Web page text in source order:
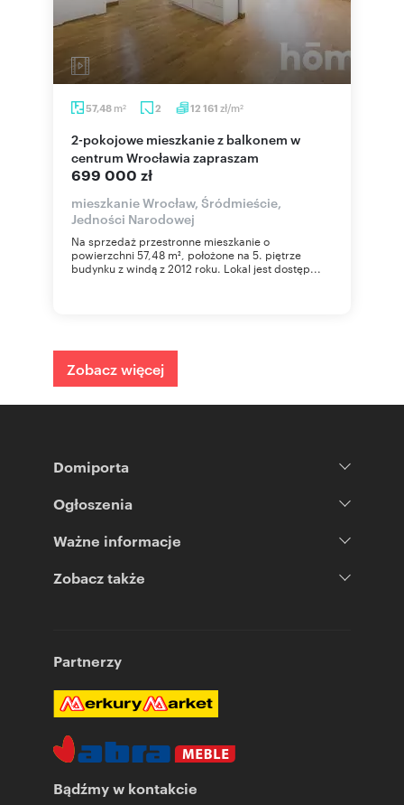
57,48 m2 2 12 161 zł/m2
2-pokojowe mieszkanie z balkonem w
centrum Wrocławia zapraszam
699 000 zł
mieszkanie Wrocław, Śródmieście,
Jedności Narodowej
Na sprzedaż przestronne mieszkanie o
powierzchni 57,48 m², położone na 5. piętrze
budynku z windą z 2012 roku. Lokal jest dostęp...
Zobacz więcej
Domiporta
Ogłoszenia
Ważne informacje
Zobacz także
Partnerzy
Bądźmy w kontakcie